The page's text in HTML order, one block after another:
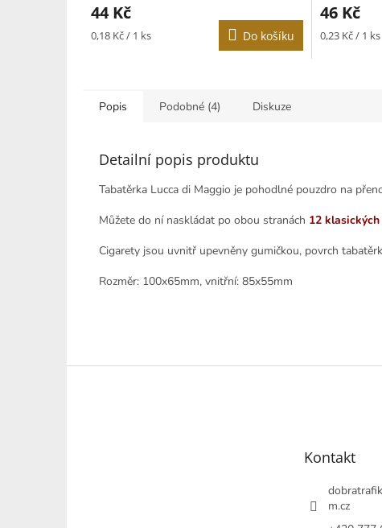
produktu
je
3,2
44 Kč
Měrná
0,18 Kč / 1 ks Do košíku
46 Kč
Měrná
0,23 Kč / 1 ks
Popis Podobné (4) Diskuze
Detailní popis produktu
Tabatěrka Lucca di Maggio je pohodlné pouzdro na
Můžete do ní naskládat po obou stranách 12 klasických
Cigarety jsou uvnitř upevněny gumičkou, povrch
Rozměr: 100x65mm, vnitřní: 85x55mm
Kontakt
m.cz